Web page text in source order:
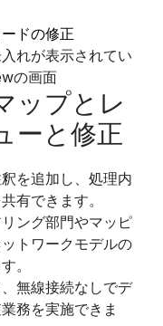
ドの修正
ップとレ
ーと修正
を追加し、処理内
有できます。
ング部門やマッピ
トワークモデルの
。
無線接続なしでデ
務を実施できま